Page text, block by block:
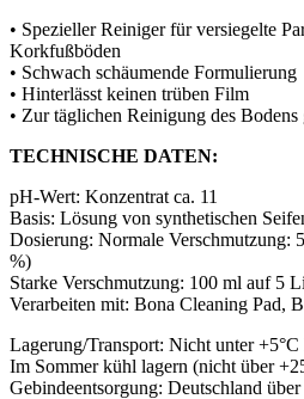
• Spezieller Reiniger für versiegelte
Korkfußböden
• Schwach schäumende Formulierung
• Hinterlässt keinen trüben Film
• Zur täglichen Reinigung des Bodens
TECHNISCHE DATEN:
pH-Wert: Konzentrat ca. 11
Basis: Lösung von synthetischen
Dosierung: Normale Verschmutzung:
%)
Starke Verschmutzung: 100 ml auf 5
Verarbeiten mit: Bona Cleaning Pad,
Lagerung/Transport: Nicht unter
Im Sommer kühl lagern (nicht über
Gebindeentsorgung: Deutschland